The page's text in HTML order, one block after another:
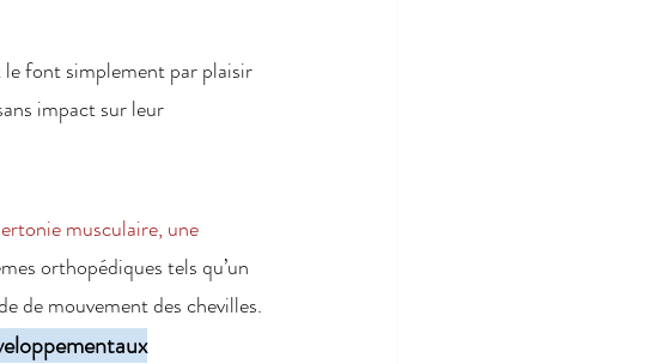
font simplement par plaisir
impact sur leur
musculaire, une
orthopédiques tels qu’un
de mouvement des chevilles.